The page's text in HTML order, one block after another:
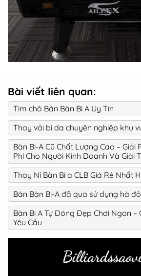
Bài viết liên quan:
Tim chô Bán Bàn Bi A Uy Tín
Thay vải bi da chuyên nghiệp khu
Bàn Bi-A Cũ Chất Lượng Cao – Giải
Phí Cho Người Kinh Doanh Và Giải
Thay Nỉ Bàn Bi a CLB Giá Rẻ Nhất
Bán Bàn Bi-A đã qua sử dụng hà
Bàn Bi A Tự Đóng Đẹp Chơi Ngon –
Yêu Cầu